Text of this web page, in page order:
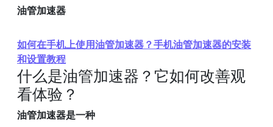
油管加速器
如何在手机上使用油管加速器？手机油管加速器的安装
和设置教程
什么是油管加速器？它如何改善观
看体验？
油管加速器是一种